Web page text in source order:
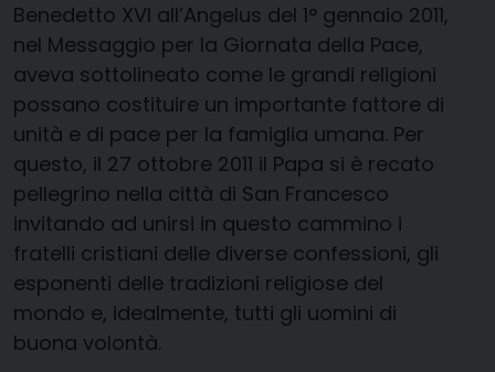
Benedetto XVI all’Angelus del 1° gennaio 2011,
nel Messaggio per la Giornata della Pace,
aveva sottolineato come le grandi religioni
possano costituire un importante fattore di
unità e di pace per la famiglia umana. Per
questo, il 27 ottobre 2011 il Papa si è recato
pellegrino nella città di San Francesco
invitando ad unirsi in questo cammino i
fratelli cristiani delle diverse confessioni, gli
esponenti delle tradizioni religiose del
mondo e, idealmente, tutti gli uomini di
buona volontà.